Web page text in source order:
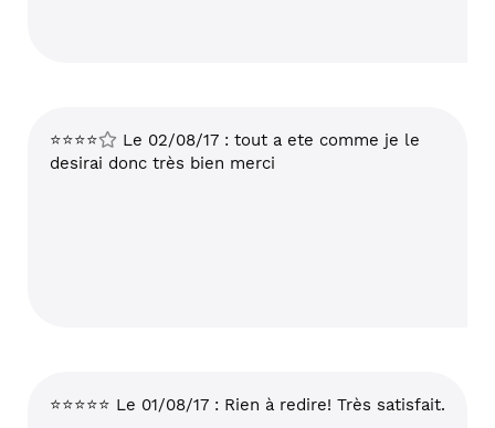
⭐⭐⭐⭐
Le 02/08/17 : tout a ete comme je le
desirai donc très bien merci
⭐⭐⭐⭐⭐ Le 01/08/17 : Rien à redire! Très satisfait.